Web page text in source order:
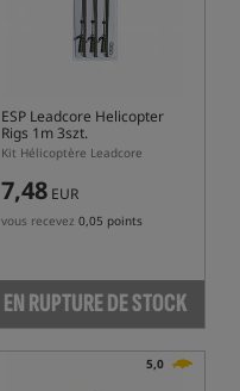
ESP Leadcore Helicopter
Rigs 1m 3szt.
Kit Hélicoptère Leadcore
7,48 EUR
vous recevez 0,05 points
EN RUPTURE DE STOCK
5,0